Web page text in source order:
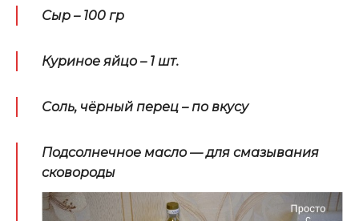
Сыр – 100 гр
Куриное яйцо – 1 шт.
Соль, чёрный перец –по вкусу
Подсолнечное масло — для смазывания
сковороды